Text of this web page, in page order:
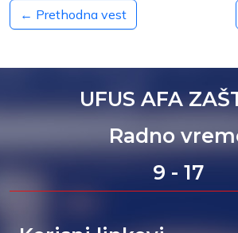
← Prethodna vest
UFUS AFA
Radno
9 - 17